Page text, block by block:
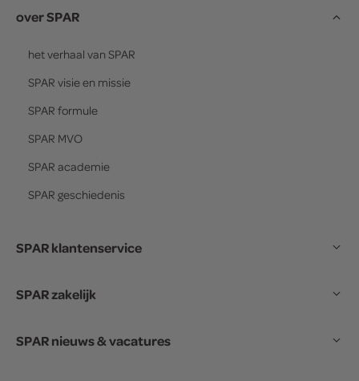
over SPAR
het verhaal van SPAR
SPAR visie en missie
SPAR formule
SPAR MVO
SPAR academie
SPAR geschiedenis
SPAR klantenservice
SPAR zakelijk
SPAR nieuws & vacatures